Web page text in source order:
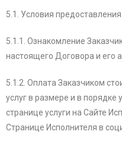
5.1. Условия предоставления
5.1.1. Ознакомление
настоящего Договора и его
5.1.2. Оплата Заказчиком
услуг в размере и в порядке
странице услуги на Сайте
Странице Исполнителя в